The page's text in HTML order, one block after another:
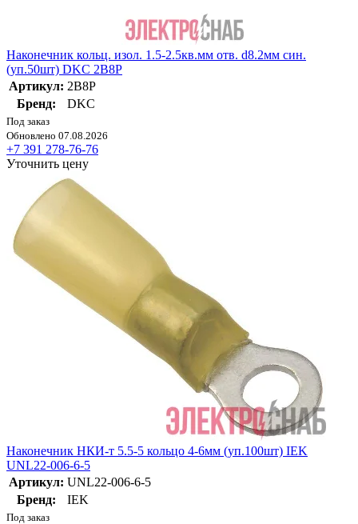
Наконечник кольц. изол. 1.5-2.5кв.мм отв. d8.2мм син.
(уп.50шт) DKC 2B8P
Артикул: 2B8P
Бренд:
DKC
Под заказ
Обновлено 07.08.2026
+7 391 278-76-76
Уточнить цену
Наконечник НКИ-т 5.5-5 кольцо 4-6мм (уп.100шт) IEK
UNL22-006-6-5
Артикул: UNL22-006-6-5
Бренд:
IEK
Под заказ